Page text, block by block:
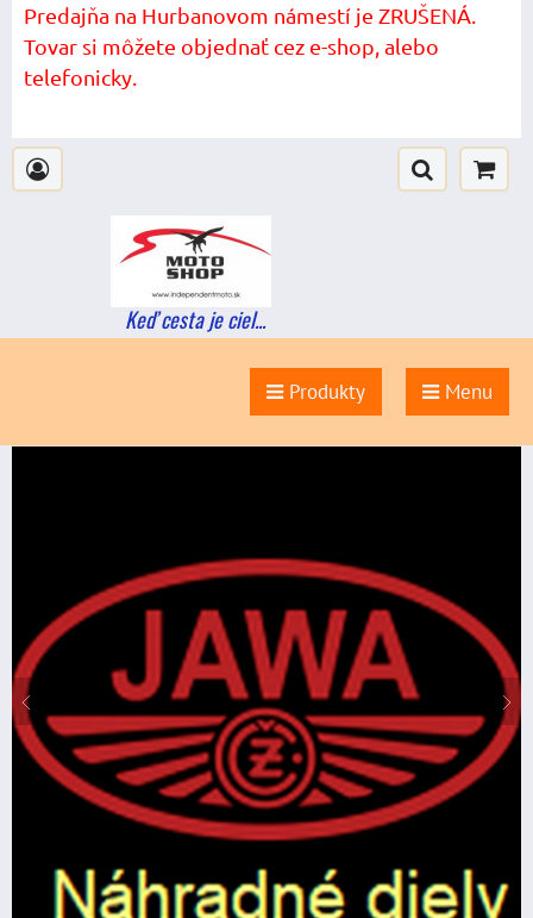
Predajňa na Hurbanovom námestí je ZRUŠENÁ.
Tovar si môžete objednať cez e-shop, alebo
telefonicky.
Keď cesta je ciel...
Produkty Menu